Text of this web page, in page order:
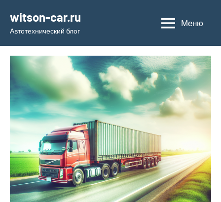
содержимому
witson-car.ru
Автотехнический блог
Меню